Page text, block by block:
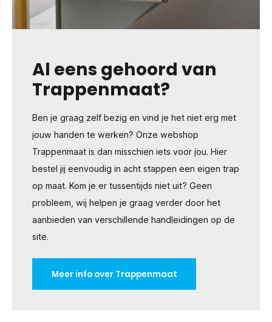
Al eens gehoord van
Trappenmaat?
Ben je graag zelf bezig en vind je het niet erg met
jouw handen te werken? Onze webshop
Trappenmaat is dan misschien iets voor jou. Hier
bestel jij eenvoudig in acht stappen een eigen trap
op maat. Kom je er tussentijds niet uit? Geen
probleem, wij helpen je graag verder door het
aanbieden van verschillende handleidingen op de
site.
Meer info over Trappenmaat